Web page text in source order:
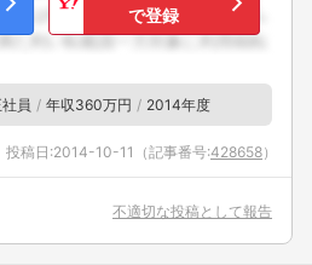
で登録
員 年収360万円 2014年度
投稿日:2014-10-11 （記事番号:428658）
不適切な投稿として報告